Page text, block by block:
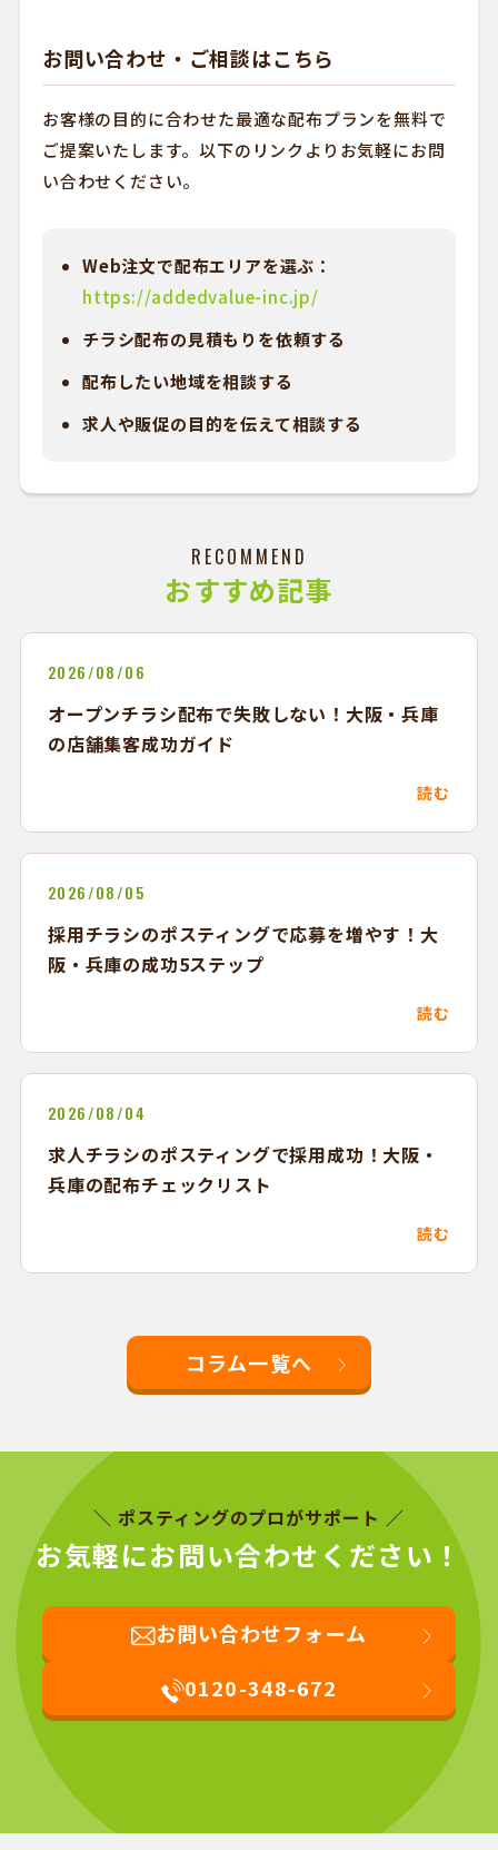
お問い合わせ・ご相談はこちら
お客様の目的に合わせた最適な配布プランを無料で
ご提案いたします。以下のリンクよりお気軽にお問
い合わせください。
Web注文で配布エリアを選ぶ：
https://addedvalue-inc.jp/
チラシ配布の見積もりを依頼する
配布したい地域を相談する
求人や販促の目的を伝えて相談する
RECOMMEND
おすすめ記事
2026/08/06
オープンチラシ配布で失敗しない！大阪・兵庫
の店舗集客成功ガイド
読む
2026/08/05
採用チラシのポスティングで応募を増やす！大
阪・兵庫の成功5ステップ
読む
2026/08/04
求人チラシのポスティングで採用成功！大阪・
兵庫の配布チェックリスト
読む
コラム一覧へ
＼ ポスティングのプロがサポート ／
お気軽にお問い合わせください！
お問い合わせフォーム
0120-348-672